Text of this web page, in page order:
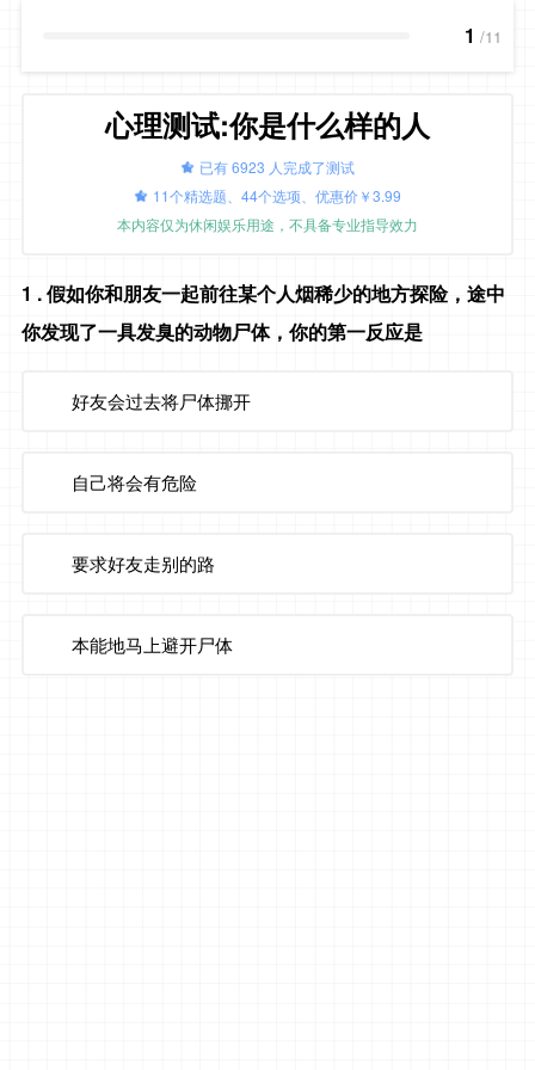
1/11
心理测试:你是什么样的人
已有 6923 人完成了测试
11个精选题、44个选项、优惠价￥3.99
本内容仅为休闲娱乐用途，不具备专业指导效力
1 . 假如你和朋友一起前往某个人烟稀少的地方探险，途中
你发现了一具发臭的动物尸体，你的第一反应是
好友会过去将尸体挪开
自己将会有危险
要求好友走别的路
本能地马上避开尸体